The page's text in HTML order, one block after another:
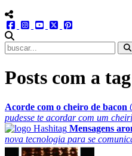
menu redes social
facebookinstagram
youtube
twitter
Posts com a
Acorde com o cheiro de bacon
pudesse te acordar com um
Mensagens
nova tecnologia para se